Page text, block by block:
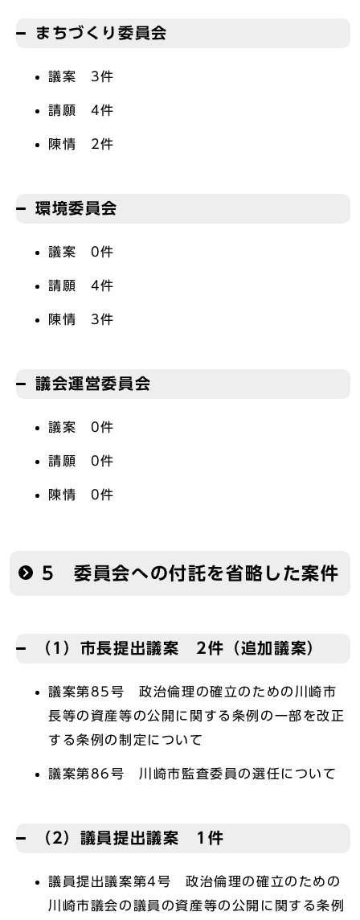
まちづくり委員会
議案 3件
請願 4件
陳情 2件
環境委員会
議案 0件
請願 4件
陳情 3件
議会運営委員会
議案 0件
請願 0件
陳情 0件
5 委員会への付託を省略した案件
（1）市長提出議案 2件（追加議案）
議案第85号 政治倫理の確立のための川崎市
長等の資産等の公開に関する条例の一部を改正
する条例の制定について
議案第86号 川崎市監査委員の選任について
（2）議員提出議案 1件
議員提出議案第4号 政治倫理の確立のための
川崎市議会の議員の資産等の公開に関する条例